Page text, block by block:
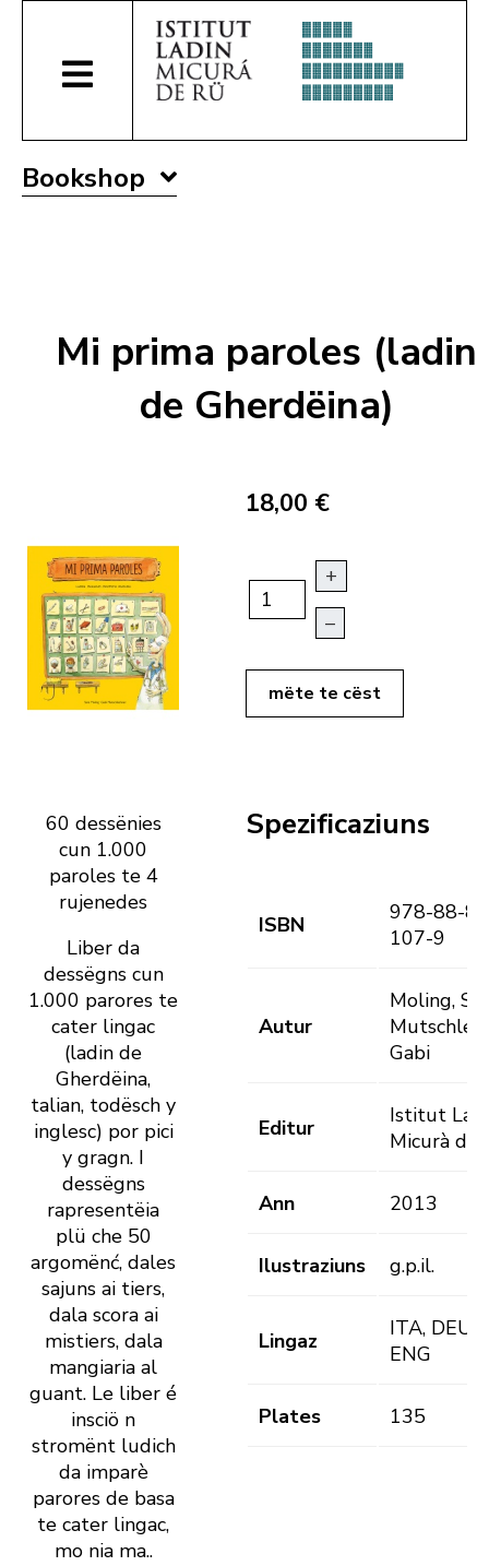
Bookshop
Mi prima paroles (ladin
de Gherdëina)
60 dessënies
cun 1.000
paroles te 4
rujenedes
Liber da
dessëgns cun
1.000 parores te
cater lingac
(ladin de
Gherdëina,
talian, todësch y
inglesc) por pici
y gragn. I
dessëgns
rapresentëia
plü che 50
argomënć, dales
sajuns ai tiers,
dala scora ai
mistiers, dala
mangiaria al
guant. Le liber é
insciö n
stromënt ludich
da imparè
parores de basa
te cater lingac,
mo nia ma..
18,00 €
+
–
mëte te cëst
Spezificaziuns
ISBN
978-88-
107-9
Autur
Moling,
Gabi
Editur
Istitut
Micurà de
Ann 2013
Ilustraziuns g.p.il.
Lingaz
ITA, DEU,
ENG
Plates 135